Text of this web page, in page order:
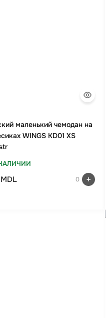
маленький чемодан на
WINGS KD01 XS
0